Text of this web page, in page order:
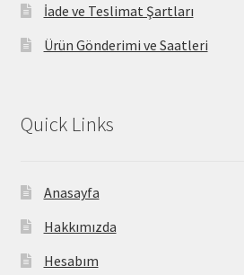
İade ve Teslimat Şartları
Ürün Gönderimi ve Saatleri
Quick Links
Anasayfa
Hakkımızda
Hesabım